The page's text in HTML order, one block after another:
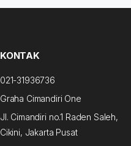
KONTAK
021-31936736
Graha Cimandiri One
Jl. Cimandiri no.1 Raden Saleh,
Cikini, Jakarta Pusat